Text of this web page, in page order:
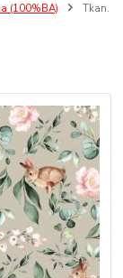
(100%BA)
Tkan.